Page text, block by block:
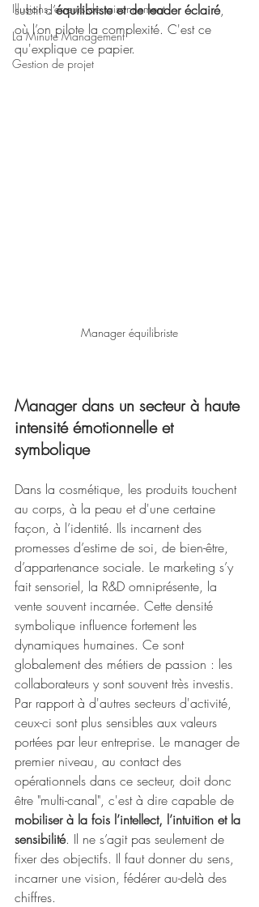
Illusions, erreurs de raisonnement
La Minute Management
Gestion de projet
subtil d’équilibriste et de leader éclairé,
où l’on pilote la complexité. C'est ce
qu'explique ce papier.
Manager équilibriste
Manager dans un secteur à haute
intensité émotionnelle et
symbolique
Dans la cosmétique, les produits touchent
au corps, à la peau et d'une certaine
façon, à l’identité. Ils incarnent des
promesses d’estime de soi, de bien-être,
d’appartenance sociale. Le marketing s’y
fait sensoriel, la R&D omniprésente, la
vente souvent incarnée. Cette densité
symbolique influence fortement les
dynamiques humaines. Ce sont
globalement des métiers de passion : les
collaborateurs y sont souvent très investis.
Par rapport à d'autres secteurs d'activité,
ceux-ci sont plus sensibles aux valeurs
portées par leur entreprise. Le manager de
premier niveau, au contact des
opérationnels dans ce secteur, doit donc
être "multi-canal", c'est à dire capable de
mobiliser à la fois l’intellect, l’intuition et la
sensibilité. Il ne s’agit pas seulement de
fixer des objectifs. Il faut donner du sens,
incarner une vision, fédérer au-delà des
chiffres.